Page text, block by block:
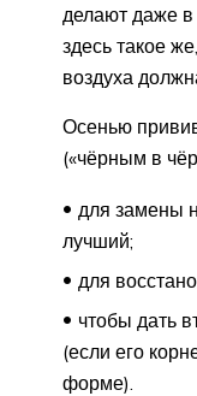
делают даже в
здесь такое
воздуха
Осенью
(«чёрным в
для замены
лучший;
для
чтобы дать
(если его
форме).